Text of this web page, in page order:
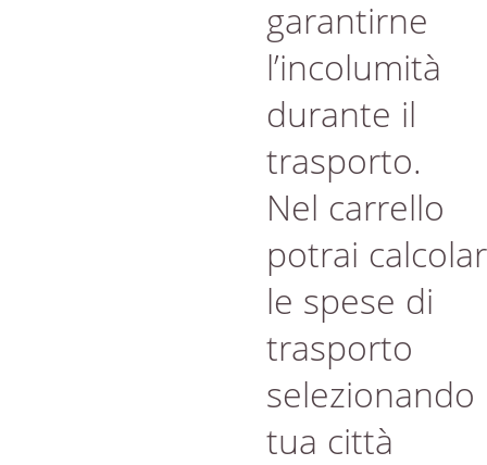
garantirne
l’incolumità
durante il
trasporto.
Nel carrello
potrai
le spese di
trasporto
selezionando
tua città